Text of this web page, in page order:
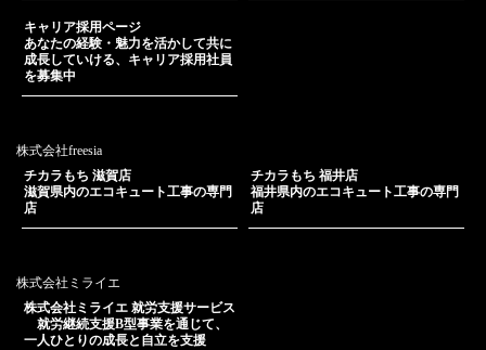
キャリア採用ページ
あなたの経験・魅力を活かして共に
成長していける、キャリア採用社員
を募集中
株式会社freesia
チカラもち 滋賀店
滋賀県内のエコキュート工事の専門
店
チカラもち 福井店
福井県内のエコキュート工事の専門
店
株式会社ミライエ
株式会社ミライエ 就労支援サービス
就労継続支援B型事業を通じて、
一人ひとりの成長と自立を支援